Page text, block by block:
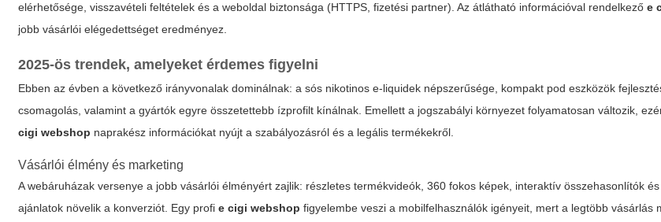
elérhetősége, visszavételi feltételek és a weboldal biztonsága (HTTPS, fizetési partner). Az átlátható információval rendelkezőe
jobb vásárlói elégedettséget eredményez.
2025-ös trendek, amelyeket érdemes figyelni
Ebben az évben a következő irányvonalak dominálnak: a sós nikotinos e-liquidek népszerűsége, kompakt pod eszközök
csomagolás, valamint a gyártók egyre összetettebb ízprofilt kínálnak. Emellett a jogszabályi környezet folyamatosan változik,
cigi webshop naprakész információkat nyújt a szabályozásról és a legális termékekről.
Vásárlói élmény és marketing
A webáruházak versenye a jobb vásárlói élményért zajlik: részletes termékvideók, 360 fokos képek, interaktív összehasonlítók
ajánlatok növelik a konverziót. Egy profie cigi webshop figyelembe veszi a mobilfelhasználók igényeit, mert a legtöbb vásárlás